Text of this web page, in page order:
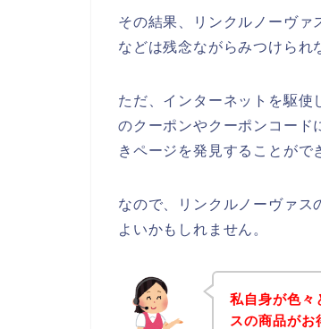
その結果、リンクルノーヴァ
などは残念ながらみつけられ
ただ、インターネットを駆使
のクーポンやクーポンコード
きページを発見することがで
なので、リンクルノーヴァス
よいかもしれません。
私自身が色々
スの商品が